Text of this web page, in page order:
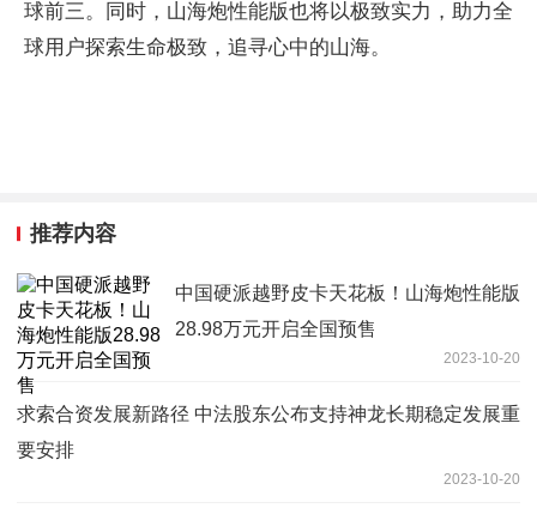
球前三。同时，山海炮性能版也将以极致实力，助力全
球用户探索生命极致，追寻心中的山海。
推荐内容
中国硬派越野皮卡天花板！山海炮性能版
28.98万元开启全国预售
2023-10-20
求索合资发展新路径 中法股东公布支持神龙长期稳定发展重
要安排
2023-10-20